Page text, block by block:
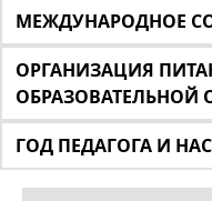
МЕЖДУНАРОДНОЕ
ОРГАНИЗАЦИЯ
ОБРАЗОВАТЕЛЬНОЙ
ГОД ПЕДАГОГА И